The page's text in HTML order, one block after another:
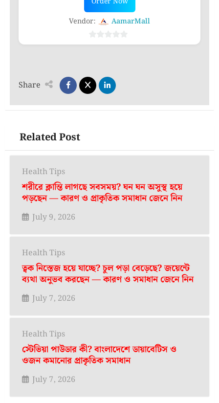
৳ 1,250.00.
Vendor: AamarMall
0
5
Share
Related Post
Health Tips
শরীরে ক্লান্তি লাগছে সবসময়? ঘন ঘন অসুস্থ হয়ে
পড়ছেন — কারণ ও প্রাকৃতিক সমাধান জেনে নিন
July 9, 2026
Health Tips
ত্বক নিস্তেজ হয়ে যাচ্ছে? চুল পড়া বেড়েছে? জয়েন্টে
ব্যথা অনুভব করছেন — কারণ ও সমাধান জেনে নিন
July 7, 2026
Health Tips
স্টেভিয়া পাউডার কী? বাংলাদেশে ডায়াবেটিস ও
ওজন কমানোর প্রাকৃতিক সমাধান
July 7, 2026